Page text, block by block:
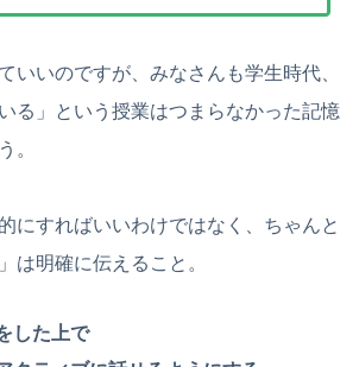
いいのですが、みなさんも学生時代、
る」という授業はつまらなかった記憶
。
にすればいいわけではなく、ちゃんと
」は明確に伝えること。
した上で